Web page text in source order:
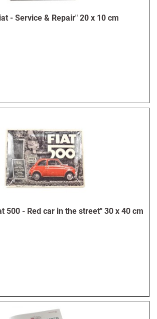
- Service & Repair" 20 x 10 cm
500 - Red car in the street" 30 x 40 cm